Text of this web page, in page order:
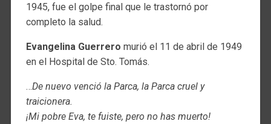
1945, fue el golpe final que le trastornó por
completo la salud.
Evangelina Guerrero murió el 11 de abril de 1949
en el Hospital de Sto. Tomás.
…De nuevo venció la Parca, la Parca cruel y
traicionera.
¡Mi pobre Eva, te fuiste, pero no has muerto!